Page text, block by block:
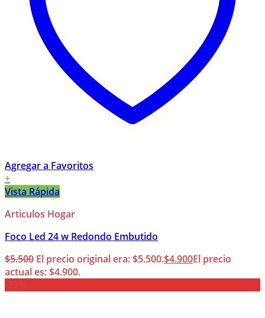
Agregar a Favoritos
+
Vista Rápida
Articulos Hogar
Foco Led 24 w Redondo Embutido
$5.500 El precio original era: $5.500.$4.900El precio
actual es: $4.900.